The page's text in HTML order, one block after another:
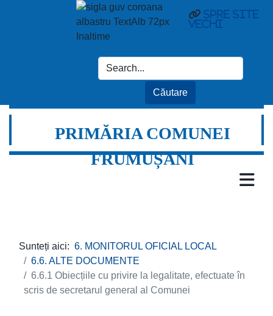
spre site
vechi
PRIMĂRIA COMUNEI
FRUMUȘANI
Sunteți aici: 6. MONITORUL OFICIAL LOCAL
6.6. ALTE DOCUMENTE
6.6.1 Obiecțiile cu privire la legalitate, efectuate în
scris de secretarul general al Comunei